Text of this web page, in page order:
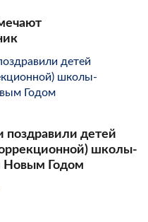
детей
школы-
Новым Годом